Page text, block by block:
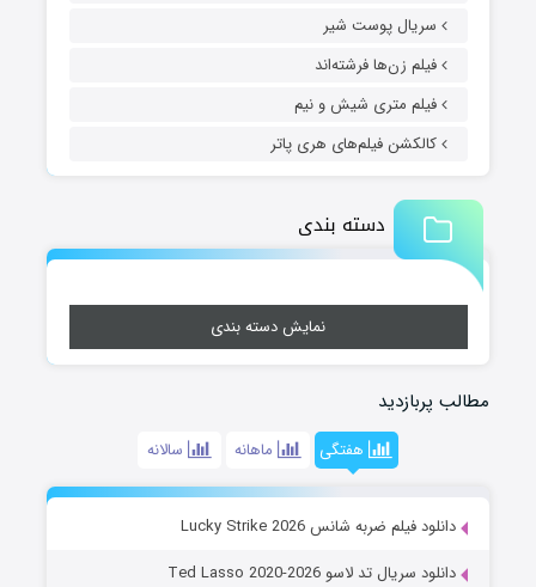
سریال پوست شیر
فیلم زن‌ها فرشته‌اند
فیلم متری شیش و نیم
کالکشن فیلم‌های هری پاتر
دسته بندی
نمایش دسته بندی
مطالب پربازدید
هفتگی ماهانه سالانه
دانلود فیلم ضربه شانس Lucky Strike 2026
دانلود سریال تد لاسو Ted Lasso 2020-2026